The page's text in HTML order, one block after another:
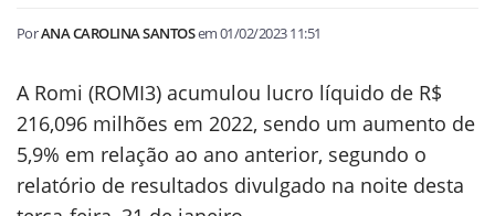
PorANA CAROLINA SANTOSem01/02/2023 11:51
A Romi (ROMI3) acumulou lucro líquido de R$
216,096 milhões em 2022, sendo um aumento de
5,9% em relação ao ano anterior, segundo o
relatório de resultados divulgado na noite desta